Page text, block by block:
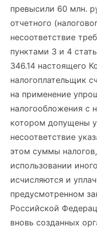
превысили 60 млн.
отчетного
несоответствие
пунктами 3 и 4
346.14 настоящего
налогоплательщик
на применение
налогообложения с
котором допущены
несоответствие
этом суммы
использовании
исчисляются и
предусмотренном
Российской
вновь созданных